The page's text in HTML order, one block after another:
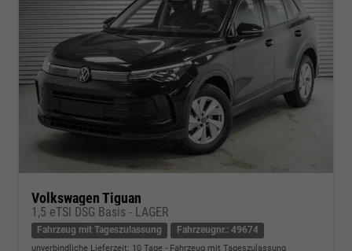
Volkswagen Tiguan
1,5 eTSI DSG Basis - LAGER
Fahrzeug mit Tageszulassung Fahrzeugnr.: 49674
unverbindliche Lieferzeit: 10 Tage Fahrzeug mit Tageszulassung